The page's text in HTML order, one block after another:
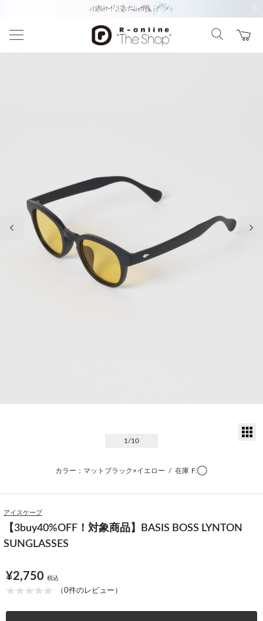
前の画像
1 /10
カラー：マットブラック×イエロー / 在庫 F:◯
アイスケープ
【3buy40%OFF！対象商品】BASIS BOSS LYNTON
SUNGLASSES
¥2,750 税込
（0件のレビュー）